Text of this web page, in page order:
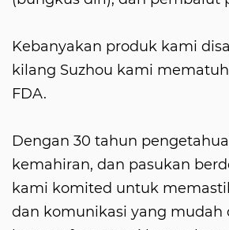
Kebanyakan produk kami
kilang Suzhou kami
FDA.
Dengan 30 tahun
kemahiran, dan pasukan
kami komited untuk
dan komunikasi yang mudah